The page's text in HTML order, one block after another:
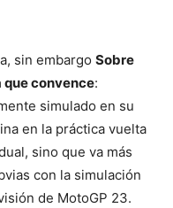
sin embargo Sobre
que convence:
simulado en su
en la práctica vuelta
sino que va más
con la simulación
de MotoGP 23.